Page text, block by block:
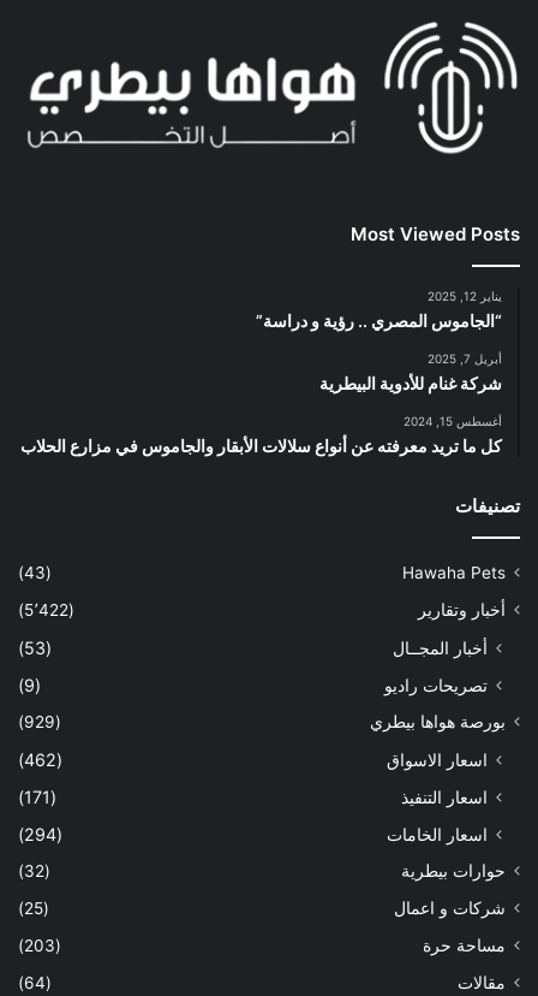
Most Viewed Posts
يناير 12, 2025
“الجاموس المصري .. رؤية و دراسة”
أبريل 7, 2025
شركة غنام للأدوية البيطرية
أغسطس 15, 2024
كل ما تريد معرفته عن أنواع سلالات الأبقار والجاموس في مزارع الحلاب
تصنيفات
Hawaha Pets
(43)
أخبار وتقارير
(5٬422)
أخبار المجــال
(53)
تصريحات راديو
(9)
بورصة هواها بيطري (929)
اسعار الاسواق
(462)
اسعار التنفيذ
(171)
اسعار الخامات
(294)
حوارات بيطرية
(32)
شركات و اعمال
(25)
مساحة حرة
(203)
مقالات
(64)